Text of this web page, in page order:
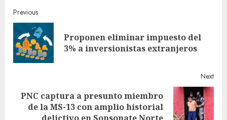
Continue
Reading
Previous
Proponen eliminar impuesto del
3% a inversionistas extranjeros
Next
Next
PNC captura a presunto miembro
de la MS-13 con amplio historial